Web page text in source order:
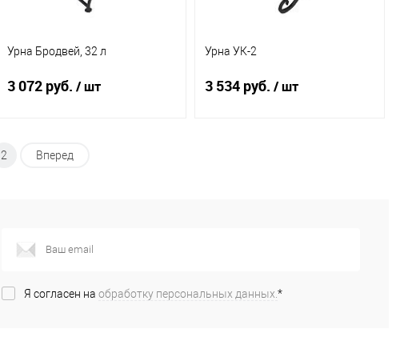
Урна Бродвей, 32 л
3 072 руб. / шт
Под заказ
Урна УК-2
3 534 руб. / шт
2 Вперед
Я согласен на обработку персональных данных. *